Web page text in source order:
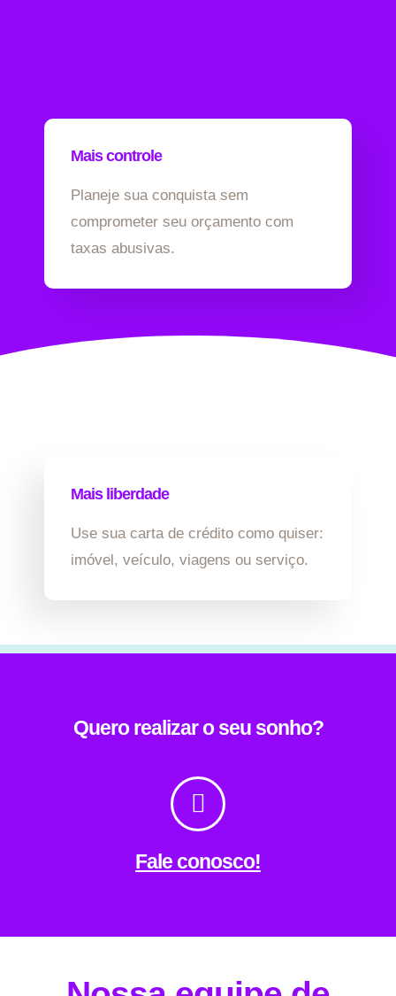
Mais controle
Planeje sua conquista sem
comprometer seu orçamento com
taxas abusivas.
Mais liberdade
Use sua carta de crédito como quiser:
imóvel, veículo, viagens ou serviço.
Quero realizar o seu sonho?
Fale conosco!